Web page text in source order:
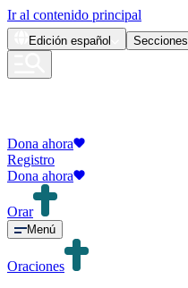
Ir al contenido principal
Edición español Secciones
Dona ahora
Registro
Dona ahora
Orar
Menú
Oraciones